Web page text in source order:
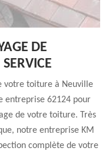
DE
votre toiture à Neuville
entreprise 62124 pour
de votre toiture. Très
notre entreprise KM
complète de votre